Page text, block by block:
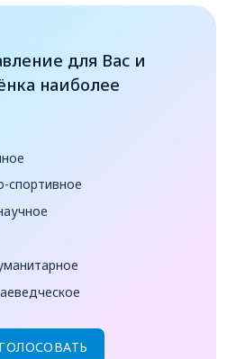
для Вас и
наиболее
спортивное